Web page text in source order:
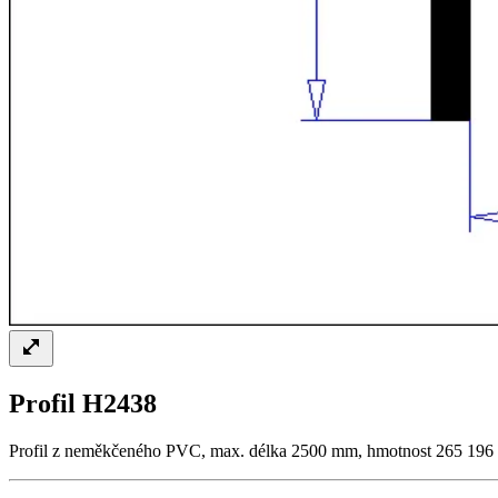
Profil H2438
Profil z neměkčeného PVC, max. délka 2500 mm, hmotnost 265 196